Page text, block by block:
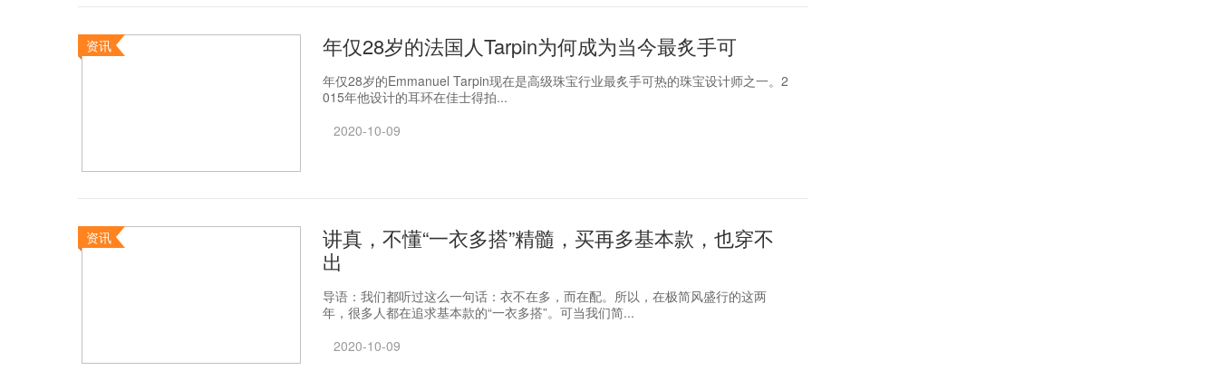
资讯 年仅28岁的法国人Tarpin为何成为当今最炙手可
年仅28岁的Emmanuel Tarpin现在是高级珠宝行业最炙手可热的珠宝设计师之一。2
015年他设计的耳环在佳士得拍...
2020-10-09
资讯
讲真，不懂“一衣多搭”精髓，买再多基本款，也穿不
出
导语：我们都听过这么一句话：衣不在多，而在配。所以，在极简风盛行的这两
年，很多人都在追求基本款的“一衣多搭”。可当我们简...
2020-10-09